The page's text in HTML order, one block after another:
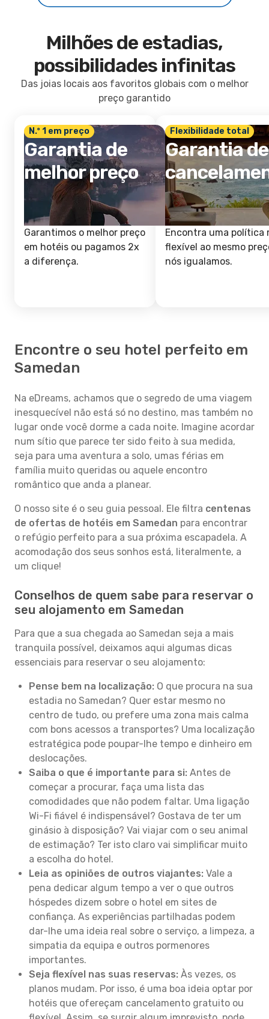
Milhões de estadias,
possibilidades infinitas
Das joias locais aos favoritos globais com o melhor
preço garantido
N.º 1 em preço
Garantia de
melhor preço
Garantimos o melhor preço
em hotéis ou pagamos 2x
a diferença.
Flexibilidade total
Garantia de
Encontra uma política
flexível ao mesmo
nós igualamos.
Encontre o seu hotel perfeito em
Samedan
Na eDreams, achamos que o segredo de uma viagem
inesquecível não está só no destino, mas também no
lugar onde você dorme a cada noite. Imagine acordar
num sítio que parece ter sido feito à sua medida,
seja para uma aventura a solo, umas férias em
família muito queridas ou aquele encontro
romântico que anda a planear.
O nosso site é o seu guia pessoal. Ele filtra centenas
de ofertas de hotéis em Samedan para encontrar
o refúgio perfeito para a sua próxima escapadela. A
acomodação dos seus sonhos está, literalmente, a
um clique!
Conselhos de quem sabe para reservar o
seu alojamento em Samedan
Para que a sua chegada ao Samedan seja a mais
tranquila possível, deixamos aqui algumas dicas
essenciais para reservar o seu alojamento:
Pense bem na localização: O que procura na sua
estadia no Samedan? Quer estar mesmo no
centro de tudo, ou prefere uma zona mais calma
com bons acessos a transportes? Uma localização
estratégica pode poupar-lhe tempo e dinheiro em
deslocações.
Saiba o que é importante para si: Antes de
começar a procurar, faça uma lista das
comodidades que não podem faltar. Uma ligação
Wi-Fi fiável é indispensável? Gostava de ter um
ginásio à disposição? Vai viajar com o seu animal
de estimação? Ter isto claro vai simplificar muito
a escolha do hotel.
Leia as opiniões de outros viajantes: Vale a
pena dedicar algum tempo a ver o que outros
hóspedes dizem sobre o hotel em sites de
confiança. As experiências partilhadas podem
dar-lhe uma ideia real sobre o serviço, a limpeza, a
simpatia da equipa e outros pormenores
importantes.
Seja flexível nas suas reservas: Às vezes, os
planos mudam. Por isso, é uma boa ideia optar por
hotéis que ofereçam cancelamento gratuito ou